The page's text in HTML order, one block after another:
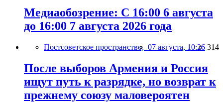
Медиаобозрение: С 16:00 6 августа
до 16:00 7 августа 2026 года
Постсоветское пространство, 07 августа, 10:26 314
После выборов Армения и Россия
ищут путь к разрядке, но возврат к
прежнему союзу маловероятен